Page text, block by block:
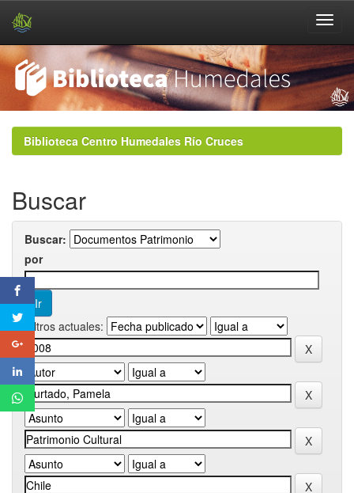
navigationBiblioteca Centro Humedales Río Cruces
Buscar
Buscar:
por
Filtros actuales: